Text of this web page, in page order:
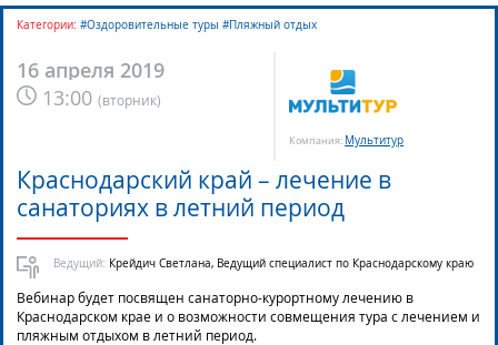
16 апреля 2019
13:00 (вторник)
Компания: Мультитур
Категории: #Оздоровительные туры #Пляжный отдых
Краснодарский край – лечение в
санаториях в летний период
Ведущий: Крейдич Светлана, Ведущий специалист по Краснодарскому краю
Вебинар будет посвящен санаторно-курортному лечению в
Краснодарском крае и о возможности совмещения тура с лечением и
пляжным отдыхом в летний период.